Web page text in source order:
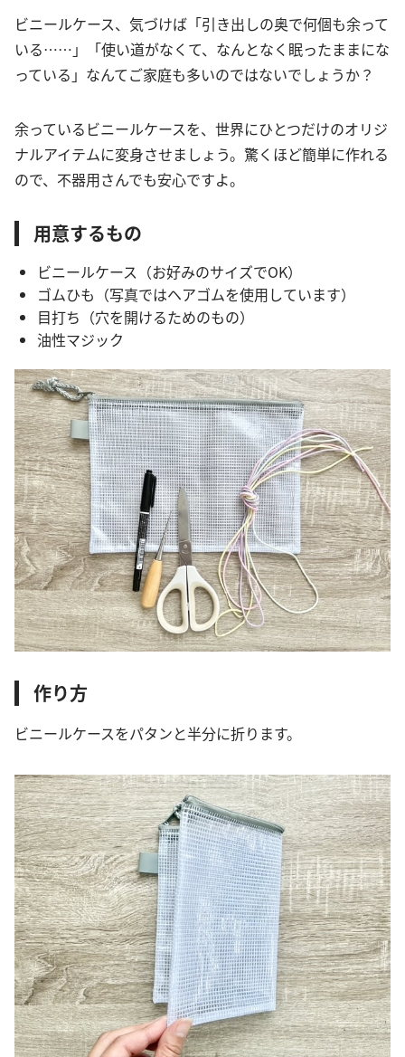
ビニールケース、気づけば「引き出しの奥で何個も余って
いる……」「使い道がなくて、なんとなく眠ったままにな
っている」なんてご家庭も多いのではないでしょうか？
余っているビニールケースを、世界にひとつだけのオリジ
ナルアイテムに変身させましょう。驚くほど簡単に作れる
ので、不器用さんでも安心ですよ。
用意するもの
ビニールケース（お好みのサイズでOK）
ゴムひも（写真ではヘアゴムを使用しています）
目打ち（穴を開けるためのもの）
油性マジック
作り方
ビニールケースをパタンと半分に折ります。